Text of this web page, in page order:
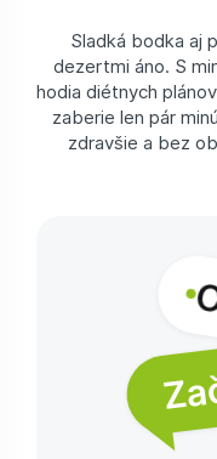
Sladká bodka aj
dezertmi áno. S
hodia diétnych
zaberie len pár
zdravšie a bez